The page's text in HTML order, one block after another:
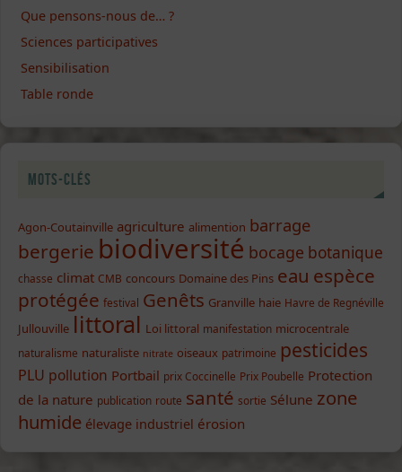
Que pensons-nous de… ?
Sciences participatives
Sensibilisation
Table ronde
Mots-clés
Agon-Coutainville agriculture alimention barrage
bergerie biodiversité bocage botanique
chasse climat CMB concours Domaine des Pins eau espèce
protégée festival Genêts Granville haie Havre de Regnéville
Jullouville littoral Loi littoral manifestation microcentrale
naturalisme naturaliste nitrate oiseaux patrimoine pesticides
PLU pollution Portbail prix Coccinelle Prix Poubelle Protection
de la nature publication route santé sortie Sélune zone
humide élevage industriel érosion